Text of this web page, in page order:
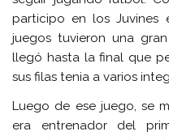
participo en los Juvines
juegos tuvieron una
llegó hasta la final que
sus filas tenia a varios
Luego de ese juego, se
era entrenador del